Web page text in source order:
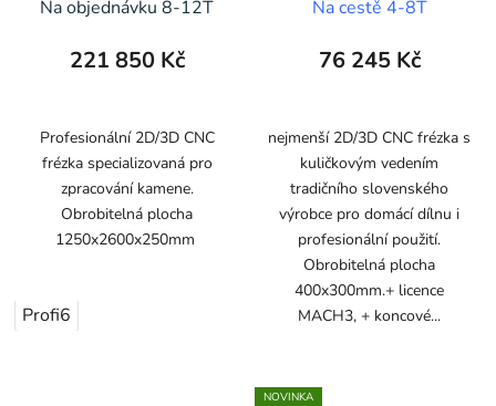
Na objednávku 8-12T
221 850 Kč
Profesionální 2D/3D CNC
frézka specializovaná pro
zpracování kamene.
Obrobitelná plocha
1250x2600x250mm
Profi6
Na cestě 4-8T
76 245 Kč
nejmenší 2D/3D CNC frézka s
kuličkovým vedením
tradičního slovenského
výrobce pro domácí dílnu i
profesionální použití.
Obrobitelná plocha
400x300mm.+ licence
MACH3, + koncové...
NOVINKA